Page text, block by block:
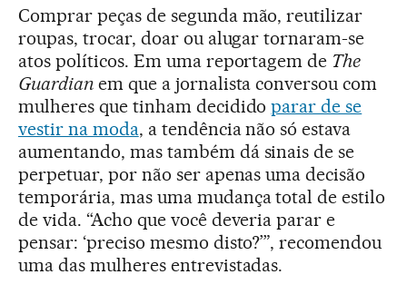
Comprar peças de segunda mão, reutilizar
roupas, trocar, doar ou alugar tornaram-se
atos políticos. Em uma reportagem de The
Guardianem que a jornalista conversou com
mulheres que tinham decididoparar de se
vestir na moda, a tendência não só estava
aumentando, mas também dá sinais de se
perpetuar, por não ser apenas uma decisão
temporária, mas uma mudança total de estilo
de vida. “Acho que você deveria parar e
pensar: ‘preciso mesmo disto?’”, recomendou
uma das mulheres entrevistadas.